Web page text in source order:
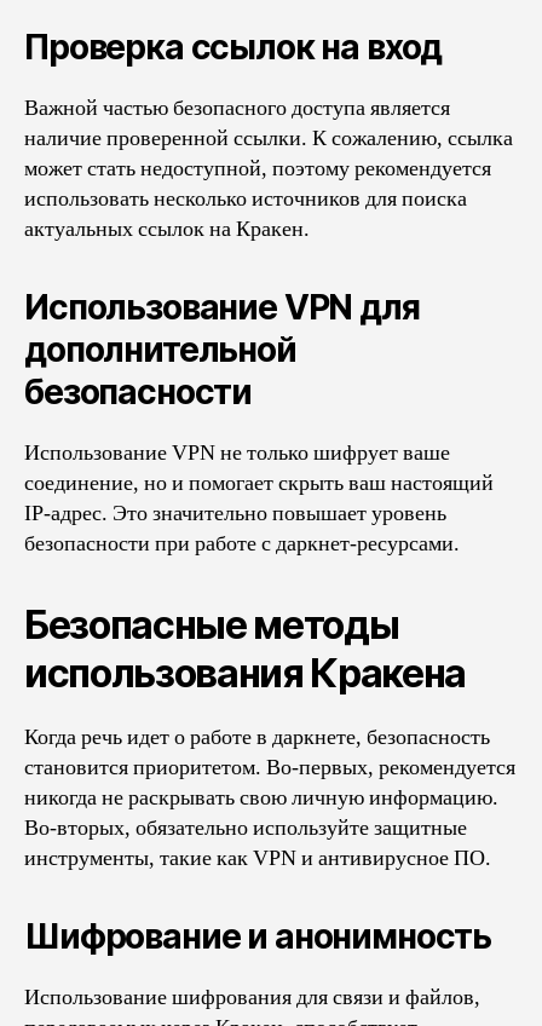
Проверка ссылок на вход
Важной частью безопасного доступа является
наличие проверенной ссылки. К сожалению, ссылка
может стать недоступной, поэтому рекомендуется
использовать несколько источников для поиска
актуальных ссылок на Кракен.
Использование VPN для
дополнительной
безопасности
Использование VPN не только шифрует ваше
соединение, но и помогает скрыть ваш настоящий
IP-адрес. Это значительно повышает уровень
безопасности при работе с даркнет-ресурсами.
Безопасные методы
использования Кракена
Когда речь идет о работе в даркнете, безопасность
становится приоритетом. Во-первых, рекомендуется
никогда не раскрывать свою личную информацию.
Во-вторых, обязательно используйте защитные
инструменты, такие как VPN и антивирусное ПО.
Шифрование и анонимность
Использование шифрования для связи и файлов,